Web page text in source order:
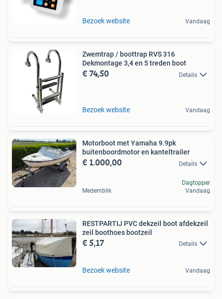
Bezoek website Vandaag
Zwemtrap / boottrap RVS 316
Dekmontage 3,4 en 5 treden boot
€ 74,50 Details
Bezoek website Vandaag
Motorboot met Yamaha 9.9pk
buitenboordmotor en kanteltrailer
€ 1.000,00 Details
Medemblik
Dagtopper
Vandaag
RESTPARTIJ PVC dekzeil boot afdekzeil
zeil boothoes bootzeil
€ 5,17 Details
Bezoek website Vandaag